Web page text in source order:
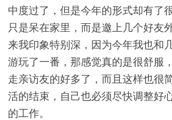
中度过了，但是今年的形式却有了
只是呆在家里，而是邀上几个好友
来我印象特别深，因为今年我也和
游玩了一番，那感觉真的是很舒服
走亲访友的好多了，而且这样也很
活的结束，自己也必须尽快调整好
的工作。